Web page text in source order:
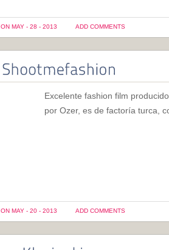
ON MAY - 28 - 2013 ADD COMMENTS
Excelente fashion film
por Ozer, es de factoría turca,
ON MAY - 20 - 2013 ADD COMMENTS